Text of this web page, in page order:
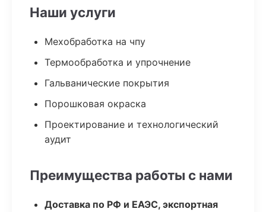
Наши услуги
Мехобработка на чпу
Термообработка и упрочнение
Гальванические покрытия
Порошковая окраска
Проектирование и технологический
аудит
Преимущества работы с нами
Доставка по РФ и ЕАЭС, экспортная